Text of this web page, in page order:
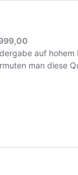
€1.490,00
bis
auf
man diese